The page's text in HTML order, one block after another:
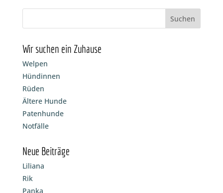
Wir suchen ein Zuhause
Welpen
Hündinnen
Rüden
Ältere Hunde
Patenhunde
Notfälle
Neue Beiträge
Liliana
Rik
Panka